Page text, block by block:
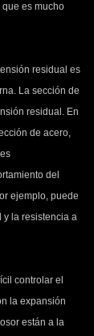
es mucho
residual es
La sección de
residual. En
de acero,
del
ejemplo, puede
y la resistencia a
controlar el
la expansión
están a la